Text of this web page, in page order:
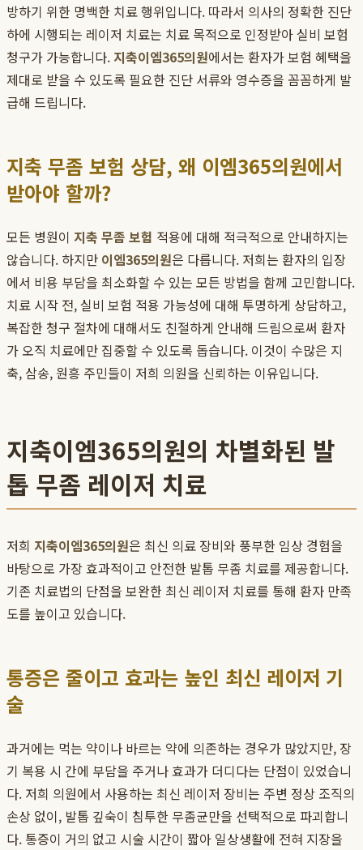
방하기 위한 명백한 치료 행위입니다. 따라서 의사의 정확한 진단
하에 시행되는 레이저 치료는 치료 목적으로 인정받아 실비 보험
청구가 가능합니다. 지축이엠365의원에서는 환자가 보험 혜택을
제대로 받을 수 있도록 필요한 진단 서류와 영수증을 꼼꼼하게 발
급해 드립니다.
지축 무좀 보험 상담, 왜 이엠365의원에서
받아야 할까?
모든 병원이 지축 무좀 보험 적용에 대해 적극적으로 안내하지는
않습니다. 하지만 이엠365의원은 다릅니다. 저희는 환자의 입장
에서 비용 부담을 최소화할 수 있는 모든 방법을 함께 고민합니다.
치료 시작 전, 실비 보험 적용 가능성에 대해 투명하게 상담하고,
복잡한 청구 절차에 대해서도 친절하게 안내해 드림으로써 환자
가 오직 치료에만 집중할 수 있도록 돕습니다. 이것이 수많은 지
축, 삼송, 원흥 주민들이 저희 의원을 신뢰하는 이유입니다.
지축이엠365의원의 차별화된 발
톱 무좀 레이저 치료
저희 지축이엠365의원은 최신 의료 장비와 풍부한 임상 경험을
바탕으로 가장 효과적이고 안전한 발톱 무좀 치료를 제공합니다.
기존 치료법의 단점을 보완한 최신 레이저 치료를 통해 환자 만족
도를 높이고 있습니다.
통증은 줄이고 효과는 높인 최신 레이저 기
술
과거에는 먹는 약이나 바르는 약에 의존하는 경우가 많았지만, 장
기 복용 시 간에 부담을 주거나 효과가 더디다는 단점이 있었습니
다. 저희 의원에서 사용하는 최신 레이저 장비는 주변 정상 조직의
손상 없이, 발톱 깊숙이 침투한 무좀균만을 선택적으로 파괴합니
다. 통증이 거의 없고 시술 시간이 짧아 일상생활에 전혀 지장을